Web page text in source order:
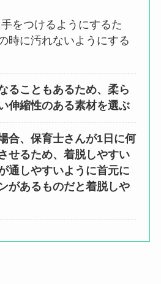
をつけるようにするた
時に汚れないようにする
ることもあるため、柔ら
伸縮性のある素材を選ぶ
合、保育士さんが1日に何
せるため、着脱しやすい
通しやすいように首元に
があるものだと着脱しや